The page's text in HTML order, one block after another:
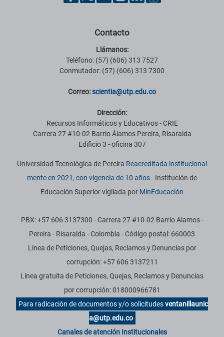
Contacto
Llámanos:
Teléfono: (57) (606) 313 7527
Conmutador: (57) (606) 313 7300
Correo:scientia@utp.edu.co
Dirección:
Recursos Informáticos y Educativos - CRIE
Carrera 27 #10-02 Barrio Álamos Pereira, Risaralda
Edificio 3 - oficina 307
Universidad Tecnológica de Pereira Reacreditada institucional
mente en 2021, con vigencia de 10 años- Institución de
Educación Superior vigilada por MinEducación
PBX: +57 606 3137300 - Carrera 27 #10-02 Barrio Alamos -
Pereira - Risaralda - Colombia - Código postal: 660003
Línea de Peticiones, Quejas, Reclamos y Denuncias por
corrupción: +57 606 3137211
Línea gratuita de Peticiones, Quejas, Reclamos y Denuncias
por corrupción: 018000966781
Para radicación de documentos y/o solicitudesventanillaunic
a@utp.edu.co
Canales de atención Institucionales